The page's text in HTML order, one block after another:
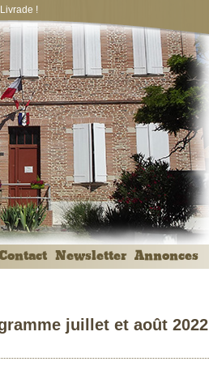
!
Newsletter Annonces
juillet et août 2022